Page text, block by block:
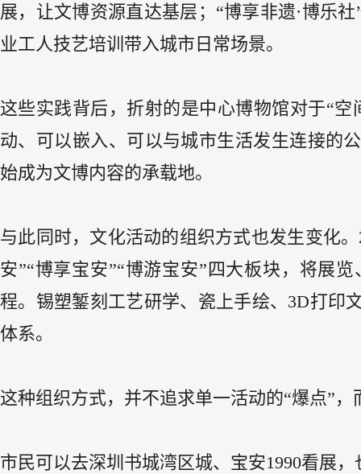
展，让文博资源直达基层；“博享非遗·博乐
业工人技艺培训带入城市日常场景。
这些实践背后，折射的是中心博物馆对于“
动、可以嵌入、可以与城市生活发生连接的
始成为文博内容的承载地。
与此同时，文化活动的组织方式也发生变化
安”“博享宝安”“博游宝安”四大板块，将展
程。锡塑錾刻工艺研学、瓷上手绘、3D打印
体系。
这种组织方式，并不追求单一活动的“爆点”
市民可以去深圳书城湾区城、宝安1990看展